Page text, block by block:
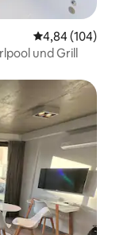
4,84 (104)
und Grill